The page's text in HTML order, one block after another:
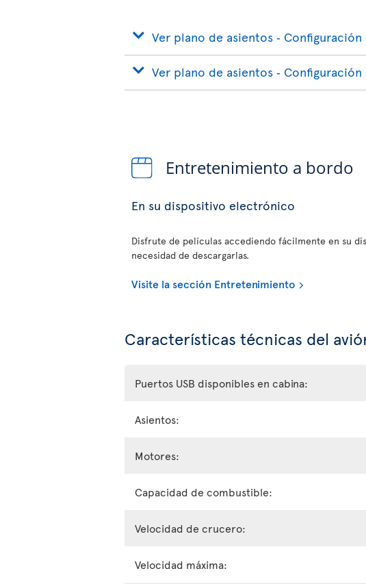
Ver plano de asientos ‐
Ver plano de asientos ‐
Entretenimiento a bordo
En su dispositivo electrónico
Disfrute de películas accediendo fácilmente en su
necesidad de descargarlas.
Visite la sección Entretenimiento
Características técnicas del
Puertos USB disponibles en cabina:
Asientos:
Motores:
Capacidad de combustible:
Velocidad de crucero:
Velocidad máxima: